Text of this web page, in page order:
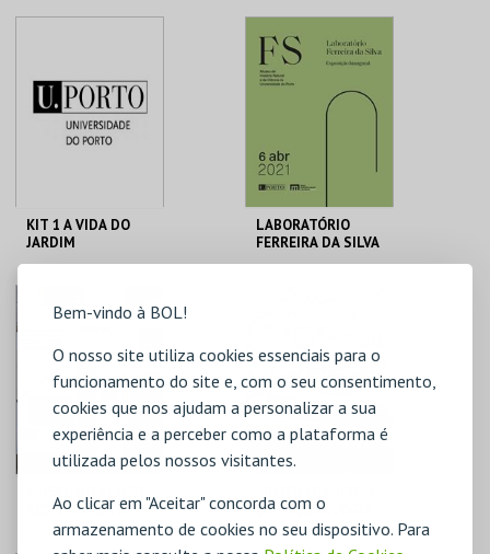
Bem-vindo à BOL!
O nosso site utiliza cookies essenciais para o
funcionamento do site e, com o seu consentimento,
cookies que nos ajudam a personalizar a sua
experiência e a perceber como a plataforma é
utilizada pelos nossos visitantes.
Ao clicar em "Aceitar" concorda com o
armazenamento de cookies no seu dispositivo. Para
MAIS INFO
COMPRAR
CENTRAL
MAIS INFO
KIT 1 A VIDA DO
JARDIM
BIODIVERSIDADE
MAIS INFO
COMPRAR
LABORATÓRIO
FERREIRA DA SILVA
MAIS INFO
COMPRAR
MUSEU DO ALJUBE
RESISTÊNCIA E
LIBERDADE
MUSEU MUNICIPAL
DE ARQUEOLOGIA